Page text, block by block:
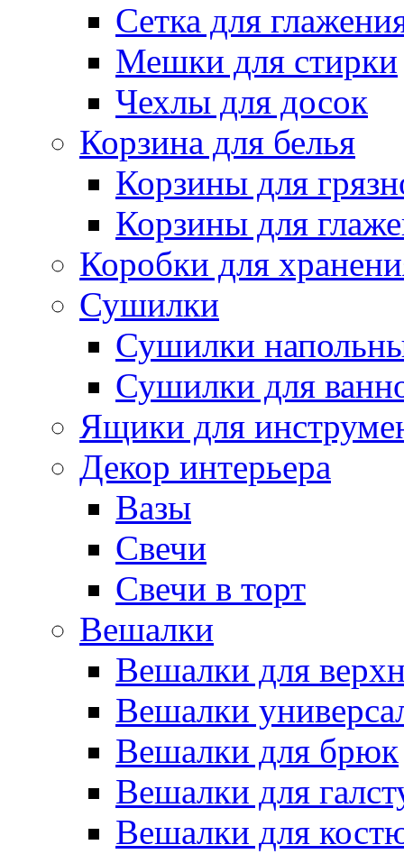
Сетка для
Мешки для стирки
Чехлы для досок
Корзина для белья
Корзины для
Корзины для
Коробки для
Сушилки
Сушилки
Сушилки для
Ящики для
Декор интерьера
Вазы
Свечи
Свечи в торт
Вешалки
Вешалки для
Вешалки
Вешалки для брюк
Вешалки для
Вешалки для